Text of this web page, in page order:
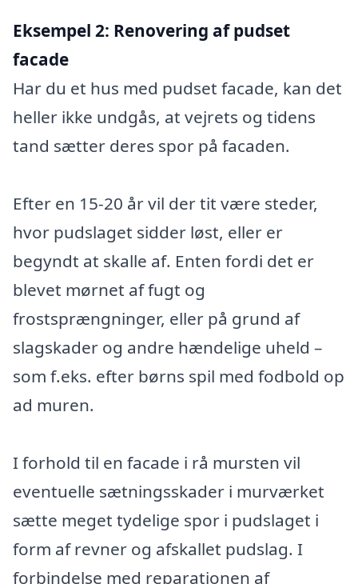
Eksempel 2: Renovering af pudset
facade
Har du et hus med pudset facade, kan det
heller ikke undgås, at vejrets og tidens
tand sætter deres spor på facaden.
Efter en 15-20 år vil der tit være steder,
hvor pudslaget sidder løst, eller er
begyndt at skalle af. Enten fordi det er
blevet mørnet af fugt og
frostsprængninger, eller på grund af
slagskader og andre hændelige uheld –
som f.eks. efter børns spil med fodbold op
ad muren.
I forhold til en facade i rå mursten vil
eventuelle sætningsskader i murværket
sætte meget tydelige spor i pudslaget i
form af revner og afskallet pudslag. I
forbindelse med reparationen af